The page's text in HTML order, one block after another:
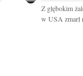
Z głębokim
w USA zmarł